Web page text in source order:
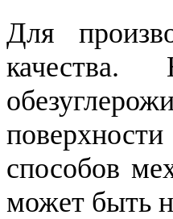
Для
способов
может быть